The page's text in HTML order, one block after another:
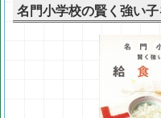
名門小学校の賢く強い